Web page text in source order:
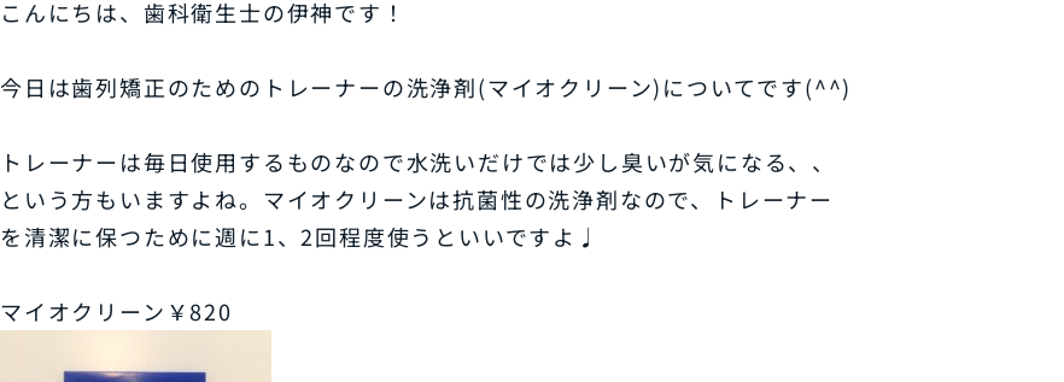
こんにちは、歯科衛生士の伊神です！
今日は歯列矯正のためのトレーナーの洗浄剤(マイオクリーン)についてです(^^)
トレーナーは毎日使用するものなので水洗いだけでは少し臭いが気になる、、
という方もいますよね。マイオクリーンは抗菌性の洗浄剤なので、トレーナー
を清潔に保つために週に1、2回程度使うといいですよ♩
マイオクリーン￥820